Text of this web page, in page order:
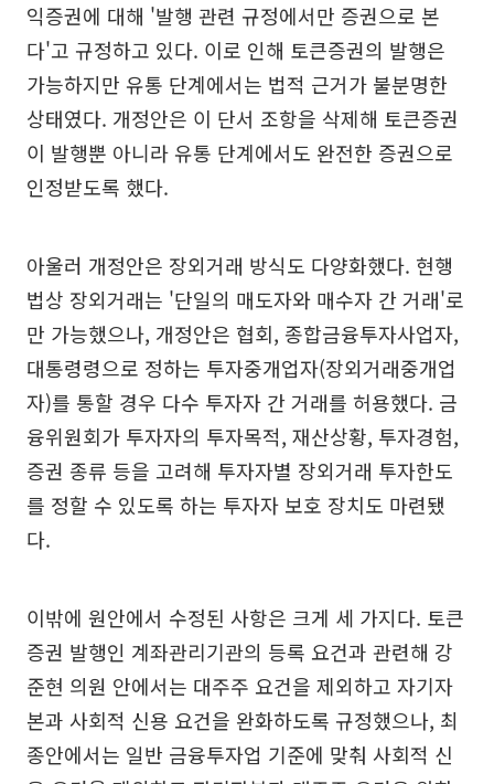
익증권에 대해 '발행 관련 규정에서만 증권으로 본
다'고 규정하고 있다. 이로 인해 토큰증권의 발행은
가능하지만 유통 단계에서는 법적 근거가 불분명한
상태였다. 개정안은 이 단서 조항을 삭제해 토큰증권
이 발행뿐 아니라 유통 단계에서도 완전한 증권으로
인정받도록 했다.
아울러 개정안은 장외거래 방식도 다양화했다. 현행
법상 장외거래는 '단일의 매도자와 매수자 간 거래'로
만 가능했으나, 개정안은 협회, 종합금융투자사업자,
대통령령으로 정하는 투자중개업자(장외거래중개업
자)를 통할 경우 다수 투자자 간 거래를 허용했다. 금
융위원회가 투자자의 투자목적, 재산상황, 투자경험,
증권 종류 등을 고려해 투자자별 장외거래 투자한도
를 정할 수 있도록 하는 투자자 보호 장치도 마련됐
다.
이밖에 원안에서 수정된 사항은 크게 세 가지다. 토큰
증권 발행인 계좌관리기관의 등록 요건과 관련해 강
준현 의원 안에서는 대주주 요건을 제외하고 자기자
본과 사회적 신용 요건을 완화하도록 규정했으나, 최
종안에서는 일반 금융투자업 기준에 맞춰 사회적 신